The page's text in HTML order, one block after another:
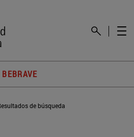
BEBRAVE
de búsqueda